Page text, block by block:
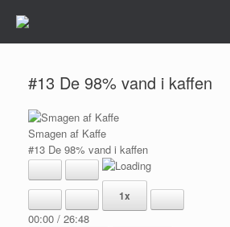
#13 De 98% vand i kaffen
Smagen af Kaffe
#13 De 98% vand i kaffen
Episode
Pause
Episode
1x
00:00 / 26:48